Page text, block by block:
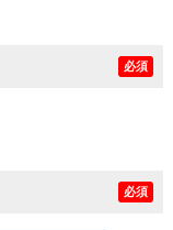
必須
必須